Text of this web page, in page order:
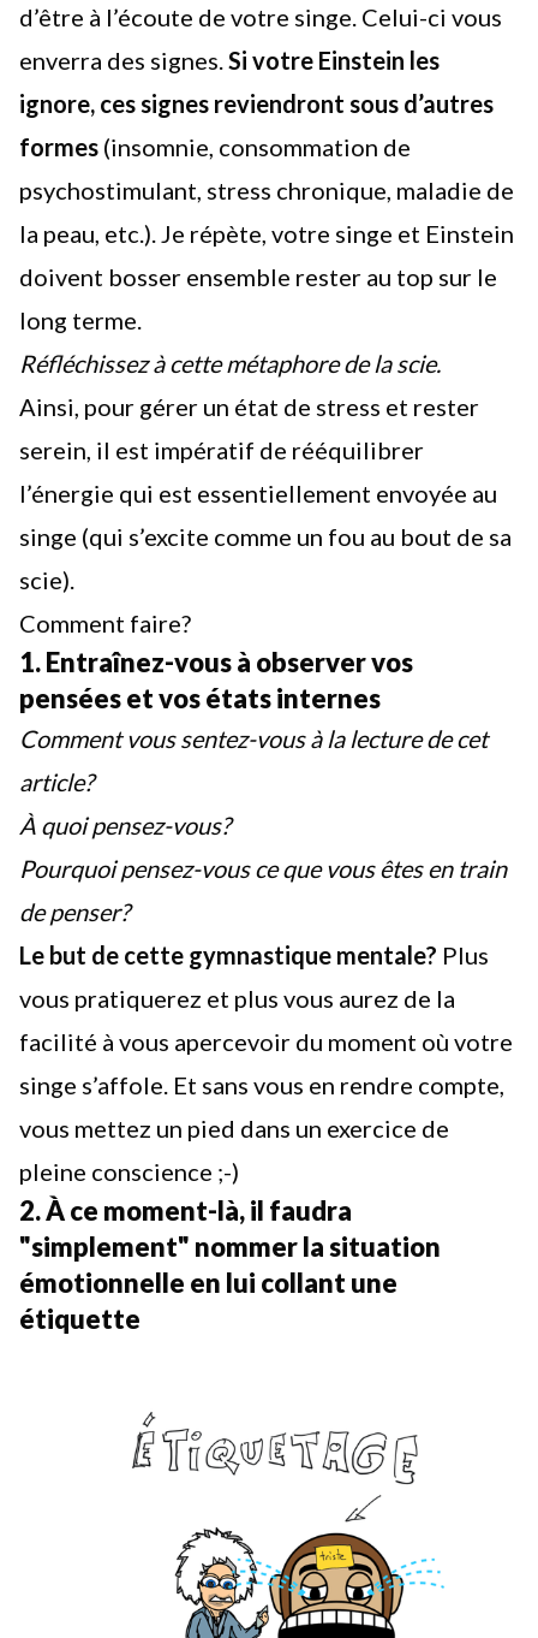
d’être à l’écoute de votre singe. Celui-ci vous
enverra des signes. Si votre Einstein les
ignore, ces signes reviendront sous d’autres
formes (insomnie, consommation de
psychostimulant, stress chronique, maladie de
la peau, etc.). Je répète, votre singe et Einstein
doivent bosser ensemble rester au top sur le
long terme.
Réfléchissez à cette métaphore de la scie.
Ainsi, pour gérer un état de stress et rester
serein, il est impératif de rééquilibrer
l’énergie qui est essentiellement envoyée au
singe (qui s’excite comme un fou au bout de sa
scie).
Comment faire?
1. Entraînez-vous à observer vos
pensées et vos états internes
Comment vous sentez-vous à la lecture de cet
article?
À quoi pensez-vous?
Pourquoi pensez-vous ce que vous êtes en train
de penser?
Le but de cette gymnastique mentale? Plus
vous pratiquerez et plus vous aurez de la
facilité à vous apercevoir du moment où votre
singe s’affole. Et sans vous en rendre compte,
vous mettez un pied dans un exercice de
pleine conscience ;-)
2. À ce moment-là, il faudra
"simplement" nommer la situation
émotionnelle en lui collant une
étiquette